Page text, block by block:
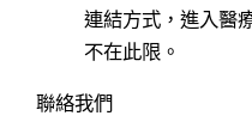
連結方式，進入醫
不在此限。
聯絡我們